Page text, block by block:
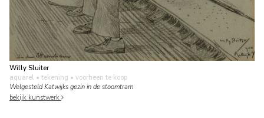
Willy Sluiter
aquarel • tekening • voorheen te koop
Welgesteld Katwijks gezin in de stoomtram
bekijk kunstwerk